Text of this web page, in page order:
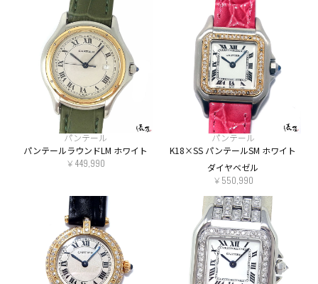
パンテール
パンテールラウンドLM ホワイト
￥449,990
パンテール
K18×SS パンテールSM ホワイト
ダイヤベゼル
￥550,990